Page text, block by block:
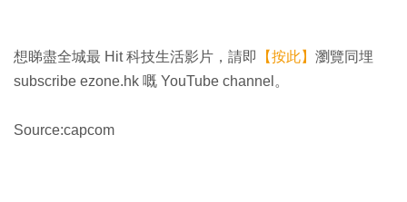
想睇盡全城最 Hit 科技生活影片，請即 【按此】 瀏覽同埋
subscribe ezone.hk 嘅 YouTube channel。
Source:capcom